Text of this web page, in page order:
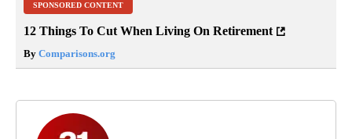
SPONSORED CONTENT
12 Things To Cut When Living On Retirement
By Comparisons.org